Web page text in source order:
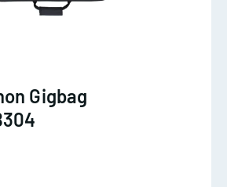
Gigbag